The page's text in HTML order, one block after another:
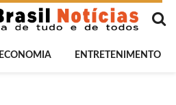
ECONOMIA ENTRETENIMENTO